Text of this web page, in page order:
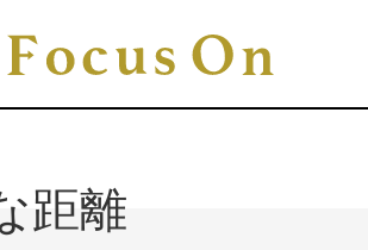
距離